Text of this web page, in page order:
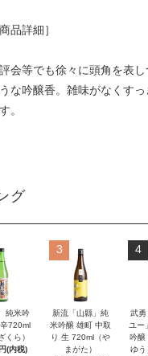
商品詳細］
会等でも徐々に頭角を表
な吟醸香。雑味がなくす
。
グ
純米吟
720ml
くら）
(内税)
3
新流「山縣」純
米吟醸 雄町 中取
り 生 720ml（や
まがた）
4
武勇
ユー
吟
ゆう